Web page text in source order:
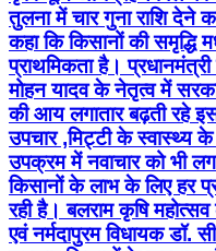
तुलना में चार गुना राशि देने
कहा कि किसानों की समृद्धि
प्राथमिकता है।
मोहन यादव के नेतृत्व में
की आय लगातार बढ़ती रहे
उपचार ,मिट्टी के स्वास्थ्य
उपक्रम में नवाचार को भी
किसानों के लाभ के लिए हर
रही है। बलराम कृषि
एवं नर्मदापुरम विधायक डॉ.